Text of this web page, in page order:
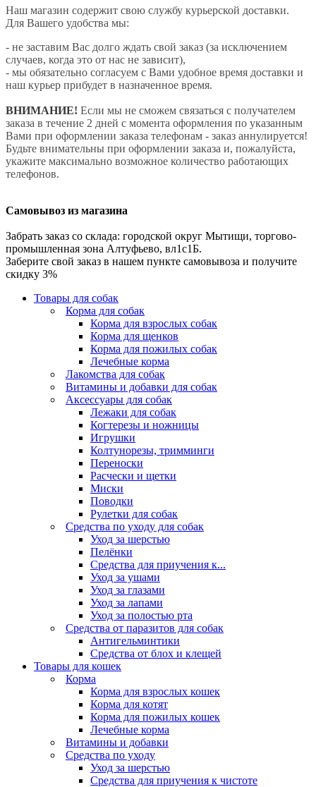
Наш магазин содержит свою службу курьерской доставки.
Для Вашего удобства мы:
- не заставим Вас долго ждать свой заказ (за исключением
случаев, когда это от нас не зависит),
- мы обязательно согласуем с Вами удобное время доставки и
наш курьер прибудет в назначенное время.
ВНИМАНИЕ! Если мы не сможем связаться с получателем
заказа в течение 2 дней с момента оформления по указанным
Вами при оформлении заказа телефонам - заказ аннулируется!
Будьте внимательны при оформлении заказа и, пожалуйста,
укажите максимально возможное количество работающих
телефонов.
Самовывоз из магазина
Забрать заказ со склада: городской округ Мытищи, торгово-
промышленная зона Алтуфьево, вл1с1Б.
Заберите свой заказ в нашем пункте самовывоза и получите
скидку 3%
Товары для собак
Корма для собак
Корма для взрослых собак
Корма для щенков
Корма для пожилых собак
Лечебные корма
Лакомства для собак
Витамины и добавки для собак
Аксессуары для собак
Лежаки для собак
Когтерезы и ножницы
Игрушки
Колтунорезы, тримминги
Переноски
Расчески и щетки
Миски
Поводки
Рулетки для собак
Средства по уходу для собак
Уход за шерстью
Пелёнки
Средства для приучения к...
Уход за ушами
Уход за глазами
Уход за лапами
Уход за полостью рта
Средства от паразитов для собак
Антигельминтики
Средства от блох и клещей
Товары для кошек
Корма
Корма для взрослых кошек
Корма для котят
Корма для пожилых кошек
Лечебные корма
Витамины и добавки
Средства по уходу
Уход за шерстью
Средства для приучения к чистоте